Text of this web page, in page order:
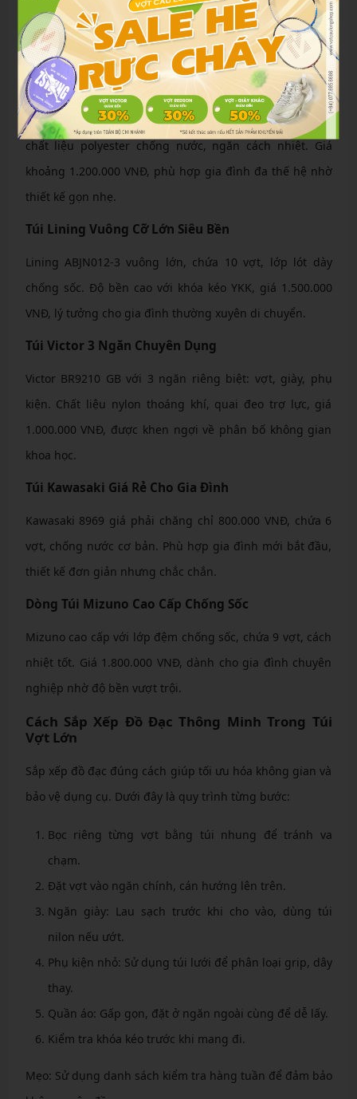
Dựa trên đánh giá từ cộng đồng cầu lông và các cửa
hàng uy tín như Túi, balo cầu lông, đây là top 5 mẫu túi
đựng vợt gia đình nổi bật năm 2024.
Dòng Túi Hình Chữ Nhật Yonex Đa Năng
Túi Yonex 92031WEX hình chữ nhật với sức chứa 8 vợt,
chất liệu polyester chống nước, ngăn cách nhiệt. Giá
khoảng 1.200.000 VNĐ, phù hợp gia đình đa thế hệ nhờ
thiết kế gọn nhẹ.
Túi Lining Vuông Cỡ Lớn Siêu Bền
Lining ABJN012-3 vuông lớn, chứa 10 vợt, lớp lót dày
chống sốc. Độ bền cao với khóa kéo YKK, giá 1.500.000
VNĐ, lý tưởng cho gia đình thường xuyên di chuyển.
Túi Victor 3 Ngăn Chuyên Dụng
Victor BR9210 GB với 3 ngăn riêng biệt: vợt, giày, phụ
kiện. Chất liệu nylon thoáng khí, quai đeo trợ lực, giá
1.000.000 VNĐ, được khen ngợi về phân bố không gian
khoa học.
Túi Kawasaki Giá Rẻ Cho Gia Đình
Kawasaki 8969 giá phải chăng chỉ 800.000 VNĐ, chứa 6
vợt, chống nước cơ bản. Phù hợp gia đình mới bắt đầu,
thiết kế đơn giản nhưng chắc chắn.
Dòng Túi Mizuno Cao Cấp Chống Sốc
Mizuno cao cấp với lớp đệm chống sốc, chứa 9 vợt, cách
nhiệt tốt. Giá 1.800.000 VNĐ, dành cho gia đình chuyên
nghiệp nhờ độ bền vượt trội.
Cách Sắp Xếp Đồ Đạc Thông Minh Trong Túi
Vợt Lớn
Sắp xếp đồ đạc đúng cách giúp tối ưu hóa không gian và
bảo vệ dụng cụ. Dưới đây là quy trình từng bước:
Bọc riêng từng vợt bằng túi nhung để tránh va
chạm.
Đặt vợt vào ngăn chính, cán hướng lên trên.
Ngăn giày: Lau sạch trước khi cho vào, dùng túi
nilon nếu ướt.
Phụ kiện nhỏ: Sử dụng túi lưới để phân loại grip, dây
thay.
Quần áo: Gấp gọn, đặt ở ngăn ngoài cùng để dễ lấy.
Kiểm tra khóa kéo trước khi mang đi.
Mẹo: Sử dụng danh sách kiểm tra hàng tuần để đảm bảo